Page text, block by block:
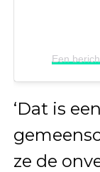
‘Dat is
ze de